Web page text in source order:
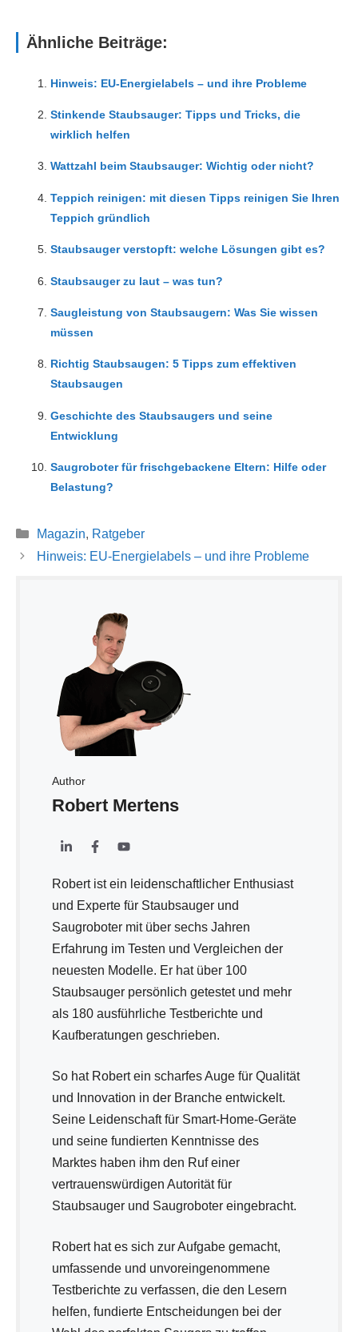
Ähnliche Beiträge:
Hinweis: EU-Energielabels – und ihre Probleme
Stinkende Staubsauger: Tipps und Tricks, die
wirklich helfen
Wattzahl beim Staubsauger: Wichtig oder nicht?
Teppich reinigen: mit diesen Tipps reinigen Sie Ihren
Teppich gründlich
Staubsauger verstopft: welche Lösungen gibt es?
Staubsauger zu laut – was tun?
Saugleistung von Staubsaugern: Was Sie wissen
müssen
Richtig Staubsaugen: 5 Tipps zum effektiven
Staubsaugen
Geschichte des Staubsaugers und seine
Entwicklung
Saugroboter für frischgebackene Eltern: Hilfe oder
Belastung?
Kategorien
Magazin, Ratgeber
Hinweis: EU-Energielabels – und ihre Probleme
Author
Robert Mertens
Robert ist ein leidenschaftlicher Enthusiast
und Experte für Staubsauger und
Saugroboter mit über sechs Jahren
Erfahrung im Testen und Vergleichen der
neuesten Modelle. Er hat über 100
Staubsauger persönlich getestet und mehr
als 180 ausführliche Testberichte und
Kaufberatungen geschrieben.
So hat Robert ein scharfes Auge für Qualität
und Innovation in der Branche entwickelt.
Seine Leidenschaft für Smart-Home-Geräte
und seine fundierten Kenntnisse des
Marktes haben ihm den Ruf einer
vertrauenswürdigen Autorität für
Staubsauger und Saugroboter eingebracht.
Robert hat es sich zur Aufgabe gemacht,
umfassende und unvoreingenommene
Testberichte zu verfassen, die den Lesern
helfen, fundierte Entscheidungen bei der